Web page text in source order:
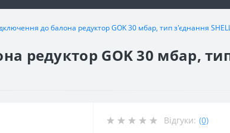
до балона редуктор GOK 30 мбар, тип з'єднання
редуктор GOK 30 мбар,
Відгуки: (0)